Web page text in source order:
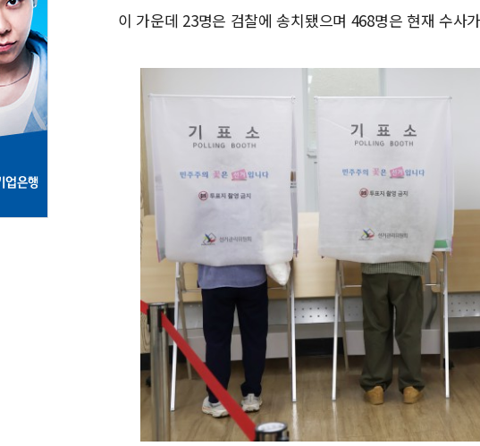
이 가운데 23명은 검찰에 송치됐으며 468명은 현재 수사